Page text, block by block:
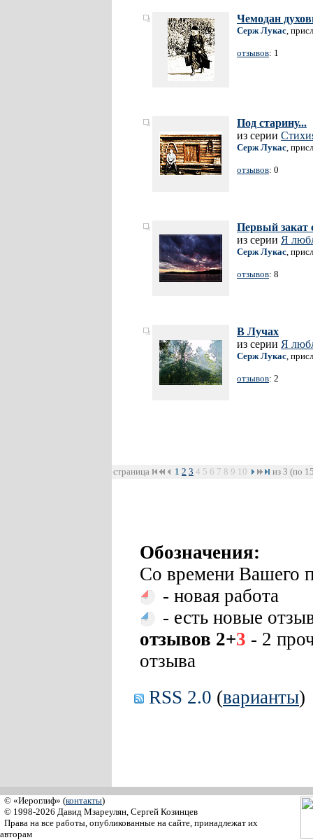
Чемодан
Серж Лукас,
отзывов: 1
Под старину...
из серии
Серж Лукас,
отзывов: 0
Первый закат
из серии Я
Серж Лукас,
отзывов: 8
В Лучах
из серии Я
Серж Лукас,
отзывов: 2
страница 1 2 3 4 5 6 7 8 9 10 из 3 (по
Обозначения:
Со времени Вашего
- новая работа
- есть новые
отзывов 2+3 - 2
отзыва
RSS 2.0 (варианты)
© «Иероглиф» (контакты)
© 1998-2026 Давид Мзареулян, Сергей Козинцев
Права на все работы, опубликованные на сайте, принадлежат их
авторам